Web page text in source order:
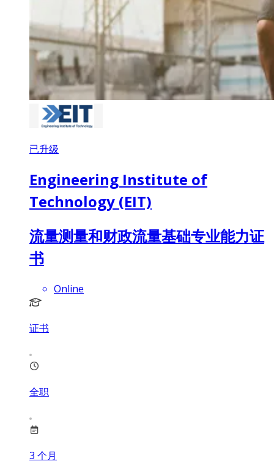
已升级
Engineering Institute of
Technology (EIT)
流量测量和财政流量基础专业能力证
书
Online
证书
全职
3 个月